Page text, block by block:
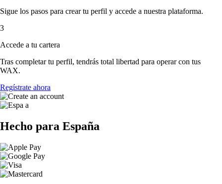
Sigue los pasos para crear tu perfil y accede a nuestra plataforma.
3
Accede a tu cartera
Tras completar tu perfil, tendrás total libertad para operar con tus
WAX.
Regístrate ahora
Hecho para España